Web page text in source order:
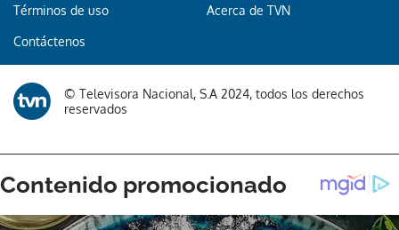
ACEPTAR
Términos de uso Acerca de TVN
Contáctenos
© Televisora Nacional, S.A 2024, todos los derechos
reservados